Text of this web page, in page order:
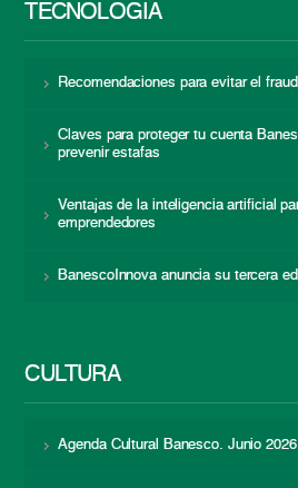
TECNOLOGÍA
Recomendaciones para evitar el
Claves para proteger tu cuenta
prevenir estafas
Ventajas de la inteligencia artificial
emprendedores
BanescoInnova anuncia su tercera
CULTURA
Agenda Cultural Banesco. Junio